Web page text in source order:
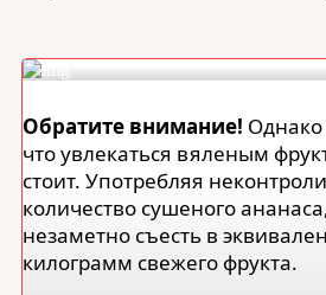
Обратите внимание!
что увлекаться вяленым
стоит. Употребляя
количество сушеного
незаметно съесть в
килограмм свежего фрукта.